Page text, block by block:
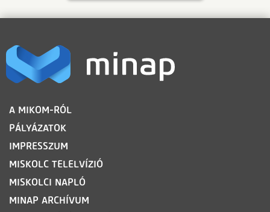
LÁBLÉC
A MIKOM-RÓL
PÁLYÁZATOK
IMPRESSZUM
MISKOLC TELELVÍZIÓ
MISKOLCI NAPLÓ
MINAP ARCHÍVUM